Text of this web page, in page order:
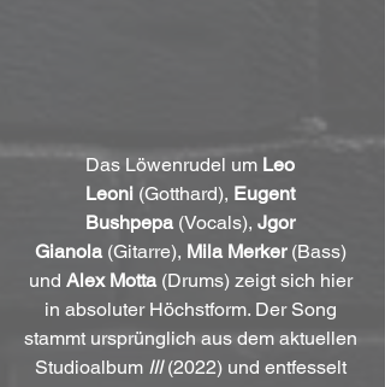
Das Löwenrudel um Leo
Leoni (Gotthard), Eugent
Bushpepa (Vocals), Jgor
Gianola (Gitarre), Mila Merker (Bass)
und Alex Motta (Drums) zeigt sich hier
in absoluter Höchstform. Der Song
stammt ursprünglich aus dem aktuellen
Studioalbum III (2022) und entfesselt